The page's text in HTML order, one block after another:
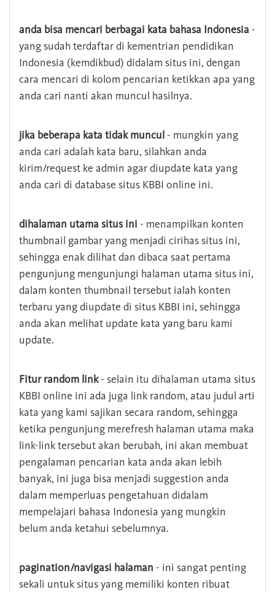
anda bisa mencari berbagai kata bahasa Indonesia -
yang sudah terdaftar di kementrian pendidikan
Indonesia (kemdikbud) didalam situs ini, dengan
cara mencari di kolom pencarian ketikkan apa yang
anda cari nanti akan muncul hasilnya.
jika beberapa kata tidak muncul - mungkin yang
anda cari adalah kata baru, silahkan anda
kirim/request ke admin agar diupdate kata yang
anda cari di database situs KBBI online ini.
dihalaman utama situs ini - menampilkan konten
thumbnail gambar yang menjadi cirihas situs ini,
sehingga enak dilihat dan dibaca saat pertama
pengunjung mengunjungi halaman utama situs ini,
dalam konten thumbnail tersebut ialah konten
terbaru yang diupdate di situs KBBI ini, sehingga
anda akan melihat update kata yang baru kami
update.
Fitur random link- selain itu dihalaman utama situs
KBBI online ini ada juga link random, atau judul arti
kata yang kami sajikan secara random, sehingga
ketika pengunjung merefresh halaman utama maka
link-link tersebut akan berubah, ini akan membuat
pengalaman pencarian kata anda akan lebih
banyak, ini juga bisa menjadi suggestion anda
dalam memperluas pengetahuan didalam
mempelajari bahasa Indonesia yang mungkin
belum anda ketahui sebelumnya.
pagination/navigasi halaman - ini sangat penting
sekali untuk situs yang memiliki konten ribuat